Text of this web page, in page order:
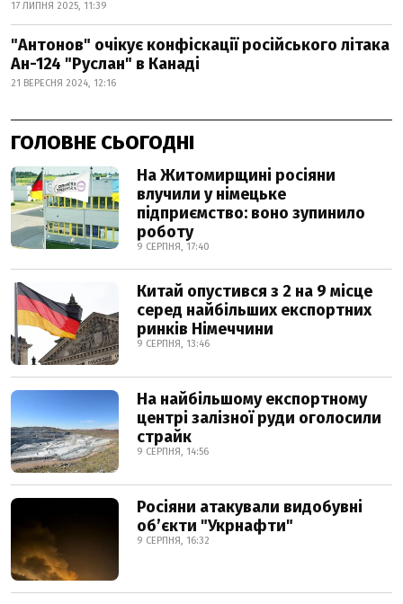
17 ЛИПНЯ 2025, 11:39
"Антонов" очікує конфіскації російського літака
Ан-124 "Руслан" в Канаді
21 ВЕРЕСНЯ 2024, 12:16
ГОЛОВНЕ СЬОГОДНІ
На Житомирщині росіяни
влучили у німецьке
підприємство: воно зупинило
роботу
9 СЕРПНЯ, 17:40
Китай опустився з 2 на 9 місце
серед найбільших експортних
ринків Німеччини
9 СЕРПНЯ, 13:46
На найбільшому експортному
центрі залізної руди оголосили
страйк
9 СЕРПНЯ, 14:56
Росіяни атакували видобувні
обʼєкти "Укрнафти"
9 СЕРПНЯ, 16:32